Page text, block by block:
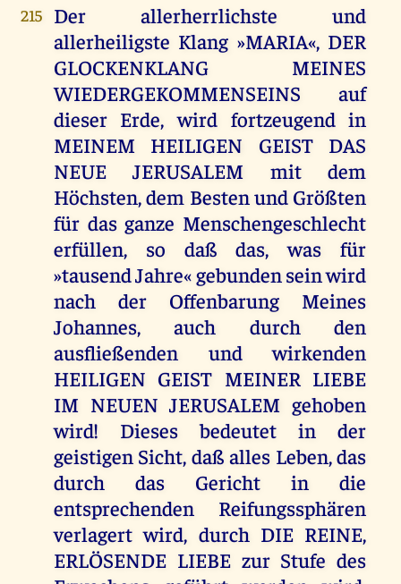
215
Der allerherrlichste und
allerheiligste Klang »MARIA«, DER
GLOCKENKLANG MEINES
WIEDERGEKOMMENSEINS auf
dieser Erde, wird fortzeugend in
MEINEM HEILIGEN GEIST DAS
NEUE JERUSALEM mit dem
Höchsten, dem Besten und Größten
für das ganze Menschengeschlecht
erfüllen, so daß das, was für
»tausend Jahre« gebunden sein wird
nach der Offenbarung Meines
Johannes, auch durch den
ausfließenden und wirkenden
HEILIGEN GEIST MEINER LIEBE
IM NEUEN JERUSALEM gehoben
wird! Dieses bedeutet in der
geistigen Sicht, daß alles Leben, das
durch das Gericht in die
entsprechenden Reifungssphären
verlagert wird, durch DIE REINE,
ERLÖSENDE LIEBE zur Stufe des